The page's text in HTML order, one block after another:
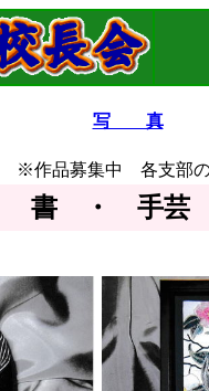
写 真
※作品募集中 各支部の
書 ・ 手芸